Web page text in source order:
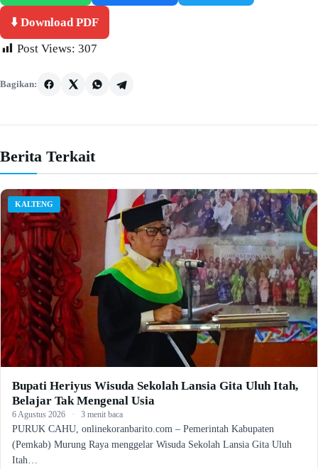
⬇️ Download PDF
Post Views: 307
Bagikan:
Berita Terkait
KALTENG
Bupati Heriyus Wisuda Sekolah Lansia Gita Uluh Itah,
Belajar Tak Mengenal Usia
6 Agustus 2026 · 3 menit baca
PURUK CAHU, onlinekoranbarito.com – Pemerintah Kabupaten
(Pemkab) Murung Raya menggelar Wisuda Sekolah Lansia Gita Uluh
Itah…